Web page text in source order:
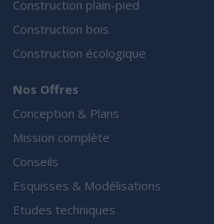
Construction plain-pied
Construction bois
Construction écologique
Nos Offres
Conception & Plans
Mission complète
Conseils
Esquisses & Modélisations
Etudes techniques